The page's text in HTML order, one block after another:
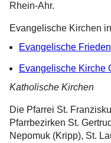
Rhein-Ahr.
Evangelische Kirchen
Evangelische
Evangelische Kirche
Katholische Kirchen
Die Pfarrei St.
Pfarrbezirken St.
Nepomuk (Kripp), St.